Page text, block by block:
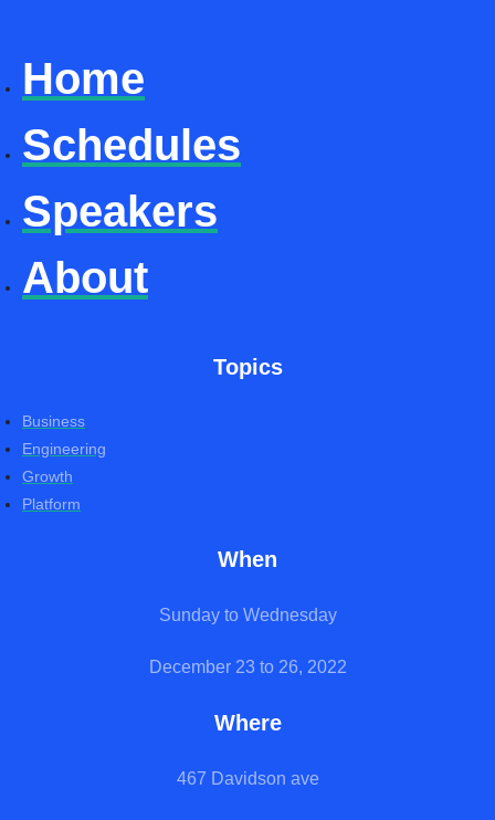
Home
Schedules
Speakers
About
Topics
Business
Engineering
Growth
Platform
When
Sunday to Wednesday
December 23 to 26, 2022
Where
467 Davidson ave